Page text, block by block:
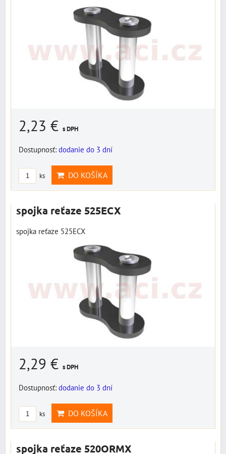
2,23 € s DPH
Dostupnosť: dodanie do 3 dní
ks DO KOŠÍKA
spojka reťaze 525ECX
spojka reťaze 525ECX
2,29 € s DPH
Dostupnosť: dodanie do 3 dní
ks DO KOŠÍKA
spojka reťaze 520ORMX